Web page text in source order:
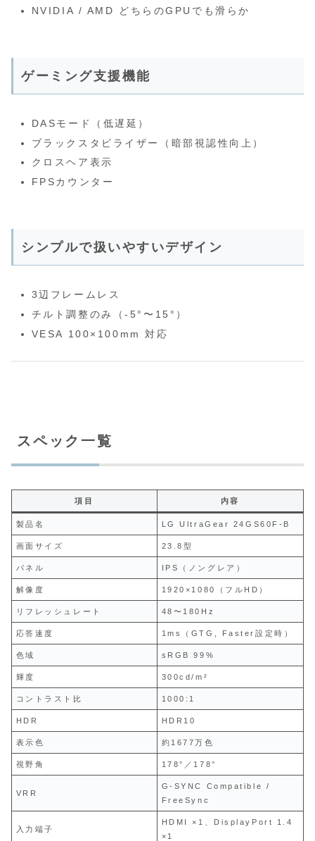
NVIDIA / AMD どちらのGPUでも滑らか
ゲーミング支援機能
DASモード（低遅延）
ブラックスタビライザー（暗部視認性向上）
クロスヘア表示
FPSカウンター
シンプルで扱いやすいデザイン
3辺フレームレス
チルト調整のみ（-5°〜15°）
VESA 100×100mm 対応
スペック一覧
項目 内容
製品名 LG UltraGear 24GS60F-B
画面サイズ 23.8型
パネル IPS（ノングレア）
解像度 1920×1080（フルHD）
リフレッシュレート 48〜180Hz
応答速度 1ms（GTG, Faster設定時）
色域 sRGB 99%
輝度 300cd/m²
コントラスト比 1000:1
HDR HDR10
表示色 約1677万色
視野角 178°／178°
VRR
G‑SYNC Compatible /
FreeSync
入力端子
HDMI ×1、DisplayPort 1.4
×1